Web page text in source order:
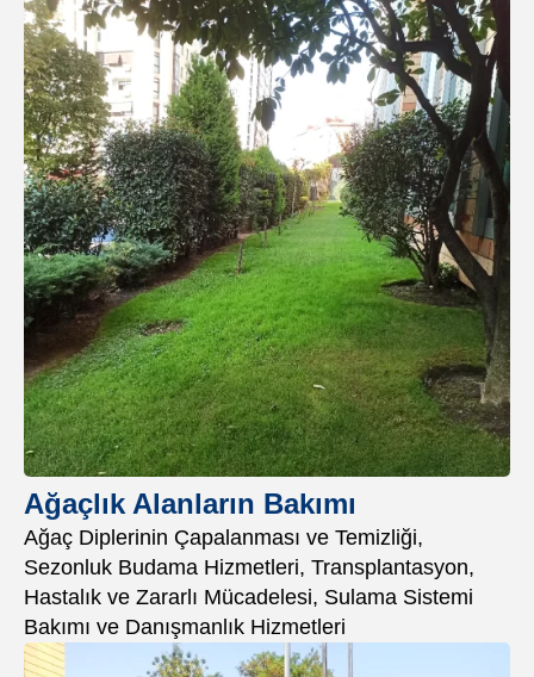
Ağaçlık Alanların Bakımı
Ağaç Diplerinin Çapalanması ve Temizliği,
Sezonluk Budama Hizmetleri, Transplantasyon,
Hastalık ve Zararlı Mücadelesi, Sulama Sistemi
Bakımı ve Danışmanlık Hizmetleri